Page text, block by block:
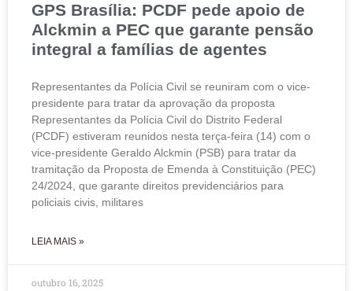
GPS Brasília: PCDF pede apoio de
Alckmin a PEC que garante pensão
integral a famílias de agentes
Representantes da Polícia Civil se reuniram com o vice-
presidente para tratar da aprovação da proposta
Representantes da Polícia Civil do Distrito Federal
(PCDF) estiveram reunidos nesta terça-feira (14) com o
vice-presidente Geraldo Alckmin (PSB) para tratar da
tramitação da Proposta de Emenda à Constituição (PEC)
24/2024, que garante direitos previdenciários para
policiais civis, militares
LEIA MAIS »
outubro 16, 2025